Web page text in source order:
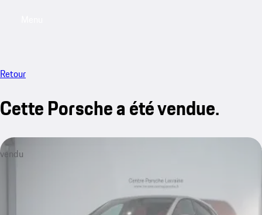
Retour
Cette Porsche a été vendue.
vendu